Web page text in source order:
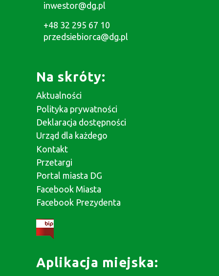
inwestor@dg.pl
+48 32 295 67 10
przedsiebiorca@dg.pl
Na skróty:
Aktualności
Polityka prywatności
Deklaracja dostępności
Urząd dla każdego
Kontakt
Przetargi
Portal miasta DG
Facebook Miasta
Facebook Prezydenta
Aplikacja miejska: